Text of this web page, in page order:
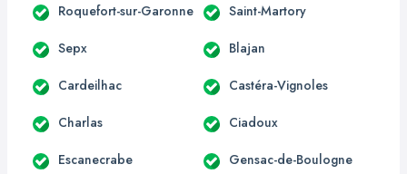
Roquefort-sur-Garonne Saint-Martory
Sepx Blajan
Cardeilhac Castéra-Vignoles
Charlas Ciadoux
Escanecrabe Gensac-de-Boulogne